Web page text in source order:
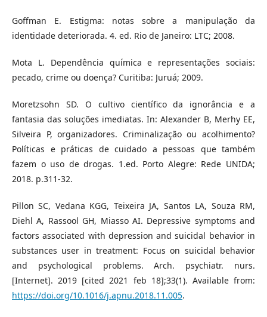
Goffman E. Estigma: notas sobre a manipulação da
identidade deteriorada. 4. ed. Rio de Janeiro: LTC; 2008.
Mota L. Dependência química e representações sociais:
pecado, crime ou doença? Curitiba: Juruá; 2009.
Moretzsohn SD. O cultivo científico da ignorância e a
fantasia das soluções imediatas. In: Alexander B, Merhy EE,
Silveira P, organizadores. Criminalização ou acolhimento?
Políticas e práticas de cuidado a pessoas que também
fazem o uso de drogas. 1.ed. Porto Alegre: Rede UNIDA;
2018. p.311-32.
Pillon SC, Vedana KGG, Teixeira JA, Santos LA, Souza RM,
Diehl A, Rassool GH, Miasso AI. Depressive symptoms and
factors associated with depression and suicidal behavior in
substances user in treatment: Focus on suicidal behavior
and psychological problems. Arch. psychiatr. nurs.
[Internet]. 2019 [cited 2021 feb 18];33(1). Available from:
https://doi.org/10.1016/j.apnu.2018.11.005.